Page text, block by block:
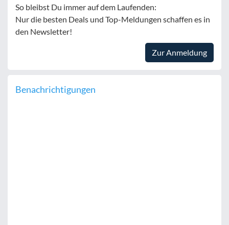
So bleibst Du immer auf dem Laufenden:
Nur die besten Deals und Top-Meldungen schaffen es in
den Newsletter!
Zur Anmeldung
Benachrichtigungen